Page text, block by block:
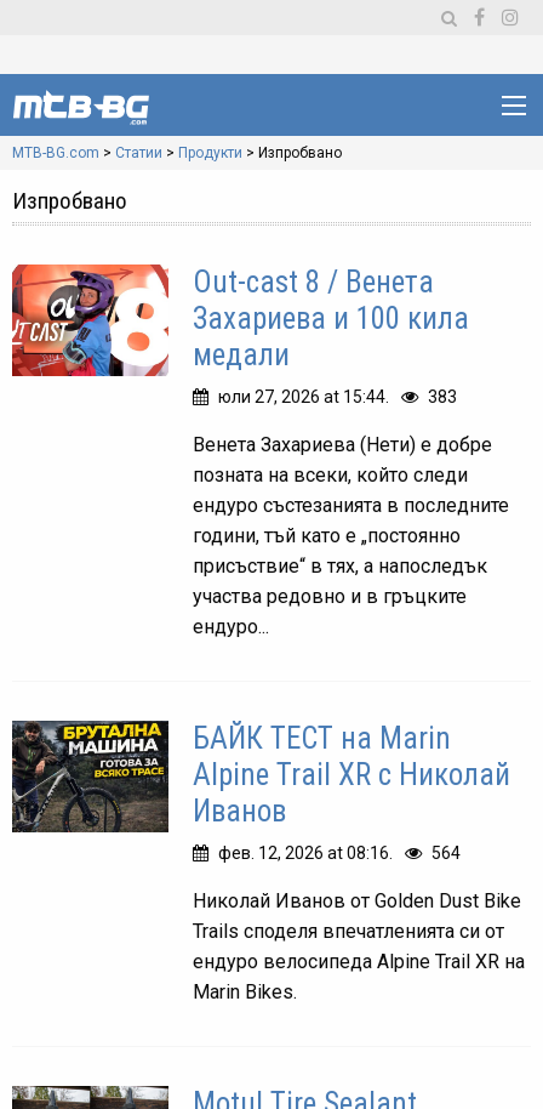
MTB-BG.com > Статии > Продукти > Изпробвано
Изпробвано
Out-cast 8 / Венета
Захариева и 100 кила
медали
юли 27, 2026 at 15:44. 383
Венета Захариева (Нети) е добре
позната на всеки, който следи
ендуро състезанията в последните
години, тъй като е „постоянно
присъствие“ в тях, а напоследък
участва редовно и в гръцките
ендуро...
БАЙК ТЕСТ на Marin
Alpine Trail XR с Николай
Иванов
фев. 12, 2026 at 08:16. 564
Николай Иванов от Golden Dust Bike
Trails споделя впечатленията си от
ендуро велосипеда Alpine Trail XR на
Marin Bikes.